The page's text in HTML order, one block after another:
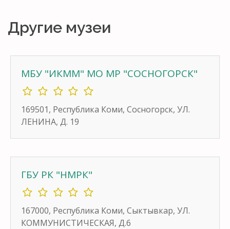
Другие музеи
МБУ "ИКММ" МО МР "СОСНОГОРСК"
169501, Республика Коми, Сосногорск, УЛ.
ЛЕНИНА, Д. 19
ГБУ РК "НМРК"
167000, Республика Коми, Сыктывкар, УЛ.
КОММУНИСТИЧЕСКАЯ, Д.6